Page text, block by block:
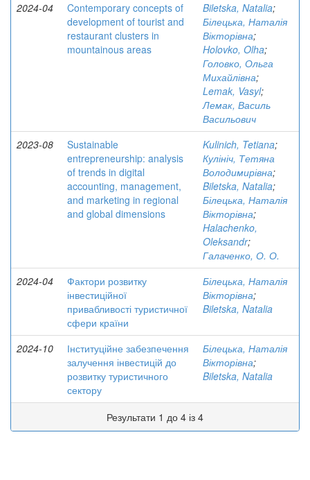
2024-04
Contemporary concepts of
development of tourist and
restaurant clusters in
mountainous areas
Biletska, Natalia;
Білецька, Наталія
Вікторівна;
Holovko, Olha;
Головко, Ольга
Михайлівна;
Lemak, Vasyl;
Лемак, Василь
Васильович
2023-08
Sustainable
entrepreneurship: analysis
of trends in digital
accounting, management,
and marketing in regional
and global dimensions
Kulinich, Tetiana;
Кулініч, Тетяна
Володимирівна;
Biletska, Natalia;
Білецька, Наталія
Вікторівна;
Halachenko,
Oleksandr;
Галаченко, О. О.
2024-04
Фактори розвитку
інвестиційної
привабливості туристичної
сфери країни
Білецька, Наталія
Вікторівна;
Biletska, Natalia
2024-10
Інституційне забезпечення
залучення інвестицій до
розвитку туристичного
сектору
Білецька, Наталія
Вікторівна;
Biletska, Natalia
Результати 1 до 4 із 4